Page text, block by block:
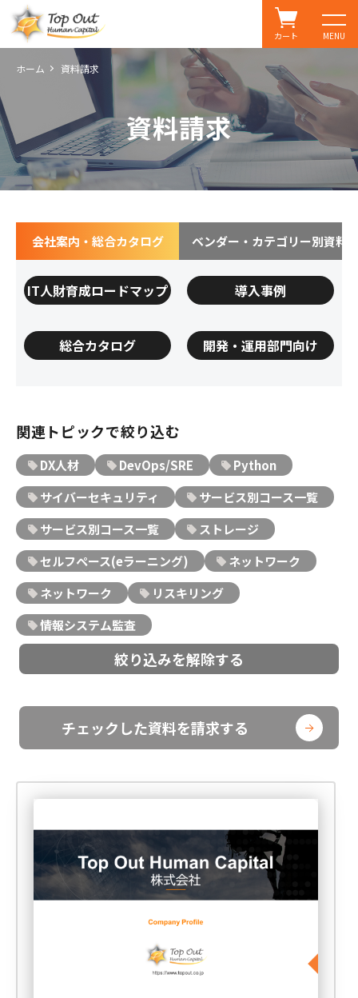
MENU
カート
ホーム 資料請求
資料請求
会社案内・総合カタログ
IT人財育成ロードマップ 導入事例
総合カタログ 開発・運用部門向け
ベンダー・カテゴリー別資料
EC-Council ISACA
NetApp Python
関連トピックで絞り込む
DX人材 DevOps/SRE
Python
サイバーセキュリティ
サービス別コース一覧
サービス別コース一覧
ストレージ
セルフペース(eラーニング)
ネットワーク
ネットワーク
リスキリング
情報システム監査